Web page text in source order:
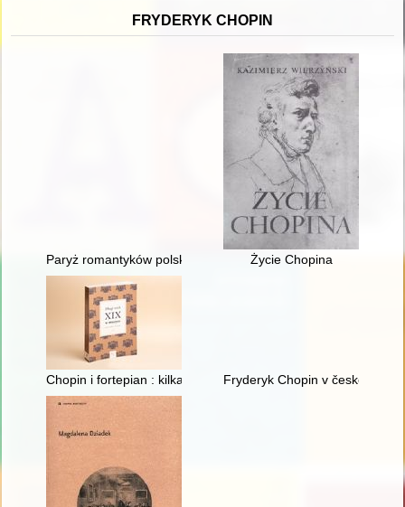
FRYDERYK CHOPIN
Paryż romantyków polskich: Mickiewicz, Słowacki, Chopin,
Życie Chopina
Chopin i fortepian : kilka uwag o relacji człowieka z
Fryderyk Chopin v české